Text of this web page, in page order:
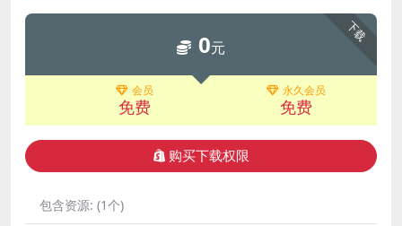
下载
0元
会员
免费
永久会员
免费
购买下载权限
包含资源: (1个)